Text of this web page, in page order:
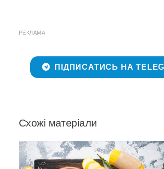
РЕКЛАМА
ПІДПИСАТИСЬ НА
Схожі матеріали